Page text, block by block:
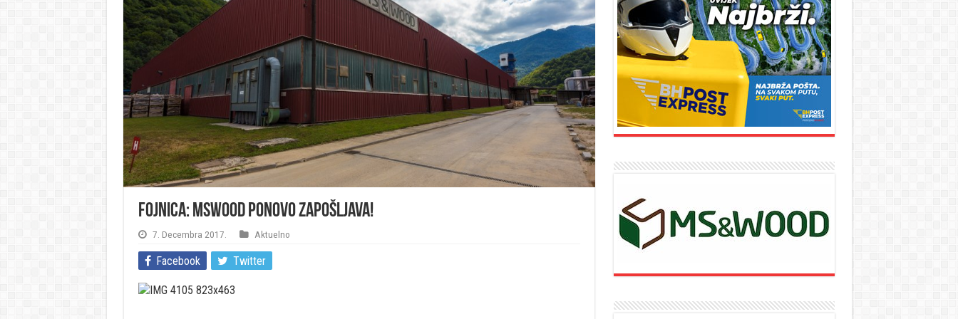
Fojnica: MSWOOD ponovo zapošljava!
7. Decembra 2017. Aktuelno
Facebook Twitter